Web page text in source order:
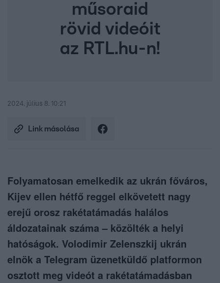
műsoraid
rövid videóit
az RTL.hu-n!
2024. július 8. 10:21
Link másolása
Folyamatosan emelkedik az ukrán főváros,
Kijev ellen hétfő reggel elkövetett nagy
erejű orosz rakétatámadás halálos
áldozatainak száma – közölték a helyi
hatóságok. Volodimir Zelenszkij ukrán
elnök a Telegram üzenetküldő platformon
osztott meg videót a rakétatámadásban